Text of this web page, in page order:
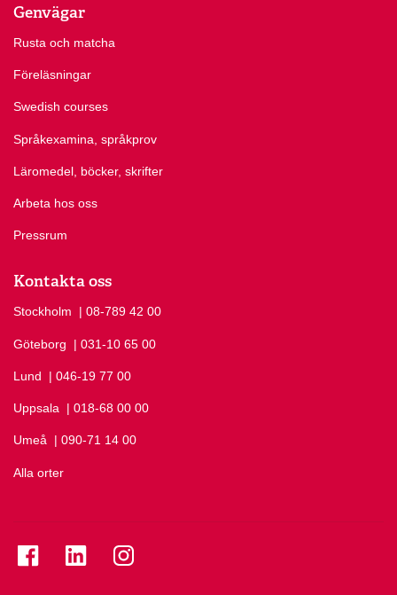
Genvägar
Rusta och matcha
Föreläsningar
Swedish courses
Språkexamina, språkprov
Läromedel, böcker, skrifter
Arbeta hos oss
Pressrum
Kontakta oss
Stockholm Ring Stockholm på
| 08-789 42 00
Göteborg Ring Göteborg på
| 031-10 65 00
Lund Ring Lund på
| 046-19 77 00
Uppsala Ring Uppsala på
| 018-68 00 00
Umeå Ring Umeå på
| 090-71 14 00
Alla orter
Se folkuniversitetet på Facebook
Se folkuniversitetet på LinkedIn